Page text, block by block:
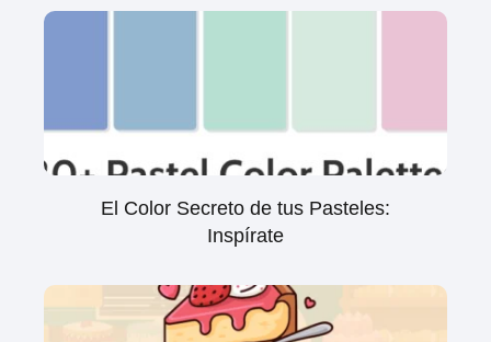
El Color Secreto de tus Pasteles:
Inspírate